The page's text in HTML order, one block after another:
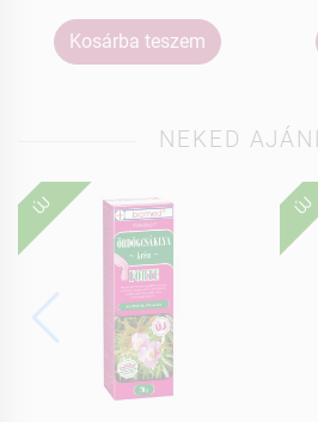
Kosárba teszem
NEKED
ÚJ ÚJ